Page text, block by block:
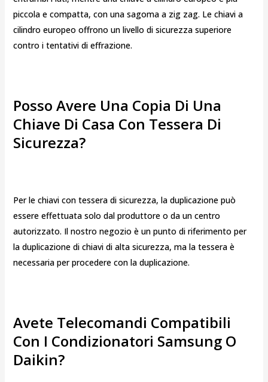
piccola e compatta, con una sagoma a zig zag. Le chiavi a
cilindro europeo offrono un livello di sicurezza superiore
contro i tentativi di effrazione.
Posso Avere Una Copia Di Una
Chiave Di Casa Con Tessera Di
Sicurezza?
Per le chiavi con tessera di sicurezza, la duplicazione può
essere effettuata solo dal produttore o da un centro
autorizzato. Il nostro negozio è un punto di riferimento per
la duplicazione di chiavi di alta sicurezza, ma la tessera è
necessaria per procedere con la duplicazione.
Avete Telecomandi Compatibili
Con I Condizionatori Samsung O
Daikin?